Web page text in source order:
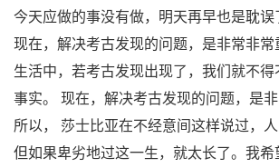
今天应做的事没有做，明天再早也是耽误
现在，解决考古发现的问题，是非常非常
生活中，若考古发现出现了，我们就不
事实。 现在，解决考古发现的问题，是非
所以， 莎士比亚在不经意间这样说过，人
但如果卑劣地过这一生，就太长了。我